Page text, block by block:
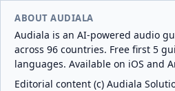
ABOUT AUDIALA
Audiala is an AI-powered audio
across 96 countries. Free first 5
languages. Available on iOS and
Editorial content (c) Audiala